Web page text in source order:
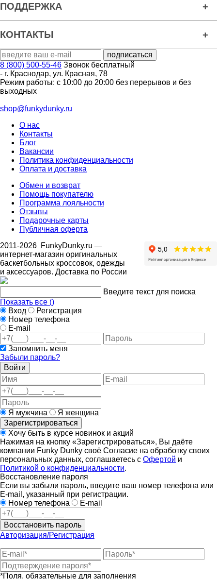
ПОДДЕРЖКА
КОНТАКТЫ
8 (800) 500-55-46 Звонок бесплатный
- г. Краснодар, ул. Красная, 78
Режим работы: с 10:00 до 20:00 без перерывов и без
выходных
shop@funkydunky.ru
О нас
Контакты
Блог
Вакансии
Политика конфиденциальности
Оплата и доставка
Обмен и возврат
Помощь покупателю
Программа лояльности
Отзывы
Подарочные карты
Публичная оферта
2011-2026 FunkyDunky.ru —
интернет-магазин оригинальных
баскетбольных кроссовок, одежды
и аксессуаров. Доставка по России
Введите текст для поиска
Показать все ()
Вход
Регистрация
Номер телефона
E-mail
Запомнить меня
Забыли пароль?
Войти
Я мужчина
Я женщина
Зарегистрироваться
Хочу быть в курсе новинок и акций
Нажимая на кнопку «Зарегистрироваться», Вы даёте
компании Funky Dunky своё Согласие на обработку своих
персональных данных, соглашаетесь с Офертой и
Политикой о конфиденциальности.
Восстановление пароля
Если вы забыли пароль, введите ваш номер телефона или
E-mail, указанный при регистрации.
Номер телефона
E-mail
Восстановить пароль
Авторизация/Регистрация
*Поля, обязательные для заполнения